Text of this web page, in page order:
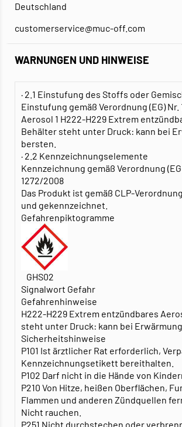
Deutschland
customerservice@muc-off.com
WARNUNGEN UND HINWEISE
· 2.1 Einstufung des Stoffs oder
Einstufung gemäß Verordnung (EG) Nr.
Aerosol 1 H222-H229 Extrem
Behälter steht unter Druck: kann bei
bersten.
· 2.2 Kennzeichnungselemente
Kennzeichnung gemäß Verordnung
1272/2008
Das Produkt ist gemäß CLP-
und gekennzeichnet.
Gefahrenpiktogramme
GHS02
Signalwort Gefahr
Gefahrenhinweise
H222-H229 Extrem entzündbares
steht unter Druck: kann bei
Sicherheitshinweise
P101 Ist ärztlicher Rat erforderlich,
Kennzeichnungsetikett bereithalten.
P102 Darf nicht in die Hände von
P210 Von Hitze, heißen Oberflächen,
Flammen und anderen Zündquellen
Nicht rauchen.
P251 Nicht durchstechen oder